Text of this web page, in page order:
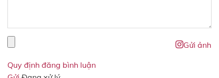
Gửi ảnh
Quy định đăng bình luận